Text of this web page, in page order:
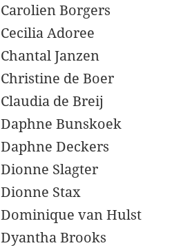
Carolien Borgers
Cecilia Adoree
Chantal Janzen
Christine de Boer
Claudia de Breij
Daphne Bunskoek
Daphne Deckers
Dionne Slagter
Dionne Stax
Dominique van Hulst
Dyantha Brooks